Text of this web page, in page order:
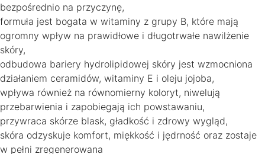
bezpośrednio na przyczynę,
formuła jest bogata w witaminy z grupy B, które mają
ogromny wpływ na prawidłowe i długotrwałe nawilżenie
skóry,
odbudowa bariery hydrolipidowej skóry jest wzmocniona
działaniem ceramidów, witaminy E i oleju jojoba,
wpływa również na równomierny koloryt, niwelują
przebarwienia i zapobiegają ich powstawaniu,
przywraca skórze blask, gładkość i zdrowy wygląd,
skóra odzyskuje komfort, miękkość i jędrność oraz zostaje
w pełni zregenerowana